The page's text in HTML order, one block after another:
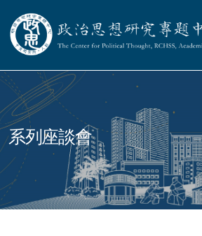
政治思想研究專題中心
:::
系列座談會